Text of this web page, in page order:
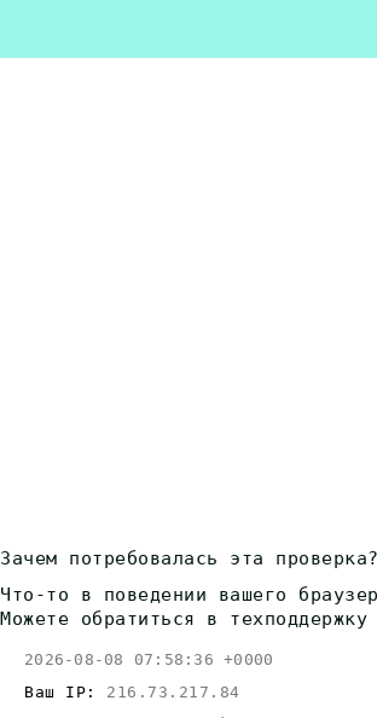
Зачем потребовалась эта проверка?
Что-то в поведении вашего
Можете обратиться в
2026-08-08 07:58:36 +0000
Ваш IP: 216.73.217.84